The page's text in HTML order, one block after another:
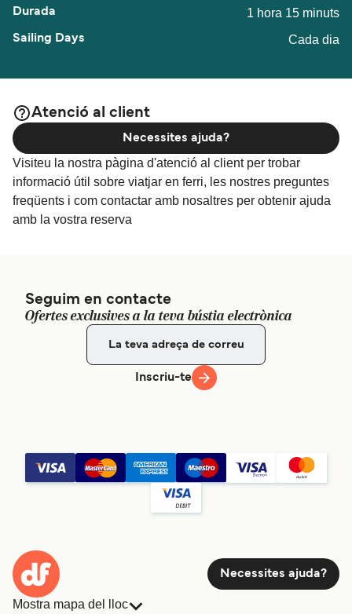
1 hora 15 minuts
Cada dia
Atenció al client
Visiteu la nostra pàgina d'atenció al client per trobar
informació útil sobre viatjar en ferri, les nostres preguntes
freqüents i com contactar amb nosaltres per obtenir ajuda
amb la vostra reserva
Necessites ajuda?
Seguim en contacte
Ofertes exclusives a la teva bústia electrònica
Inscriu-te
Necessites ajuda?
Mostra mapa del lloc